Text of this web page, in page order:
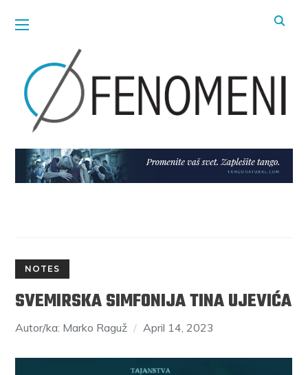
NOTES
SVEMIRSKA SIMFONIJA TINA UJEVIĆA
Autor/ka: Marko Raguž April 14, 2023